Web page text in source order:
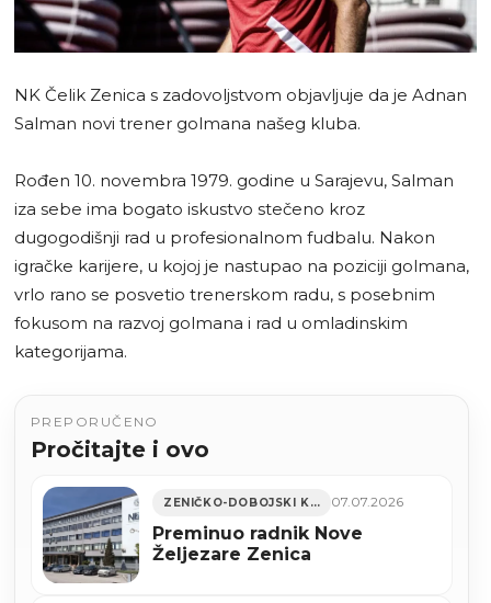
NK Čelik Zenica s zadovoljstvom objavljuje da je Adnan
Salman novi trener golmana našeg kluba.
Rođen 10. novembra 1979. godine u Sarajevu, Salman
iza sebe ima bogato iskustvo stečeno kroz
dugogodišnji rad u profesionalnom fudbalu. Nakon
igračke karijere, u kojoj je nastupao na poziciji golmana,
vrlo rano se posvetio trenerskom radu, s posebnim
fokusom na razvoj golmana i rad u omladinskim
kategorijama.
PREPORUČENO
Pročitajte i ovo
ZENIČKO-DOBOJSKI KANTON 07.07.2026
Preminuo radnik Nove
Željezare Zenica